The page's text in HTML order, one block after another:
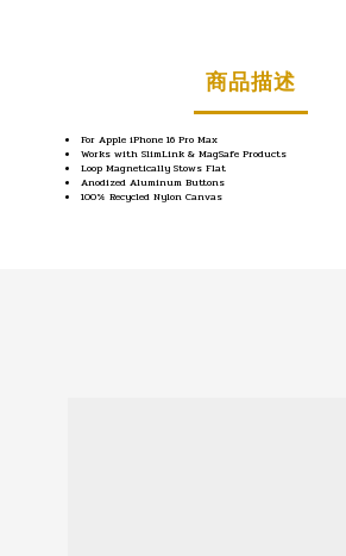
商品描述
For Apple iPhone 16 Pro Max
Works with SlimLink & MagSafe Products
Loop Magnetically Stows Flat
Anodized Aluminum Buttons
100% Recycled Nylon Canvas